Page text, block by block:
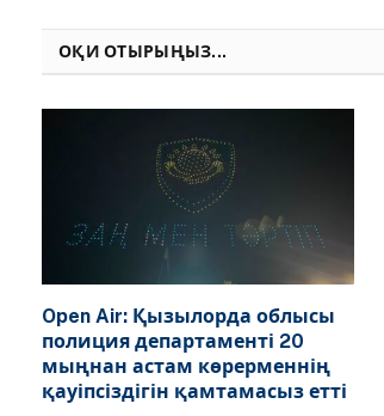
ОҚИ ОТЫРЫҢЫЗ...
Open Air: Қызылорда облысы
полиция департаменті 20
мыңнан астам көрерменнің
қауіпсіздігін қамтамасыз етті